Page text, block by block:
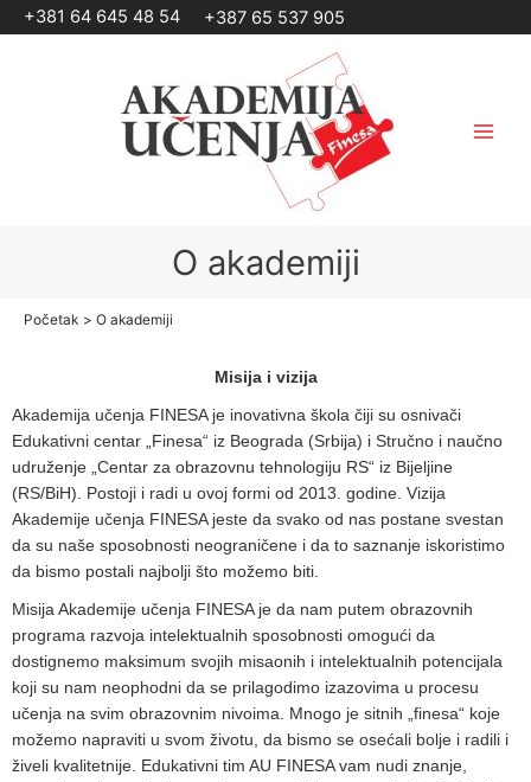
Pređi
na
+381 64 645 48 54 +387 65 537 905
O akademiji
Početak O akademiji
Misija i vizija
Akademija učenja FINESA je inovativna škola čiji su osnivači
Edukativni centar „Finesa“ iz Beograda (Srbija) i Stručno i naučno
udruženje „Centar za obrazovnu tehnologiju RS“ iz Bijeljine
(RS/BiH). Postoji i radi u ovoj formi od 2013. godine. Vizija
Akademije učenja FINESA jeste da svako od nas postane svestan
da su naše sposobnosti neograničene i da to saznanje iskoristimo
da bismo postali najbolji što možemo biti.
Misija Akademije učenja FINESA je da nam putem obrazovnih
programa razvoja intelektualnih sposobnosti omogući da
dostignemo maksimum svojih misaonih i intelektualnih potencijala
koji su nam neophodni da se prilagodimo izazovima u procesu
učenja na svim obrazovnim nivoima. Mnogo je sitnih „finesa“ koje
možemo napraviti u svom životu, da bismo se osećali bolje i radili i
živeli kvalitetnije. Edukativni tim AU FINESA vam nudi znanje,